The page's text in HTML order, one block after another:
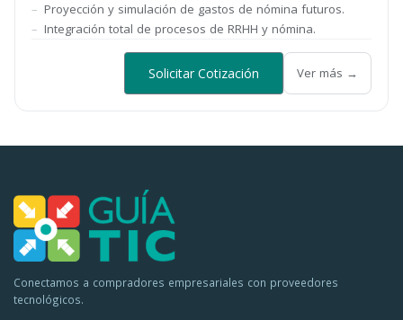
Proyección y simulación de gastos de nómina futuros.
Integración total de procesos de RRHH y nómina.
Solicitar Cotización Ver más →
Conectamos a compradores empresariales con proveedores
tecnológicos.